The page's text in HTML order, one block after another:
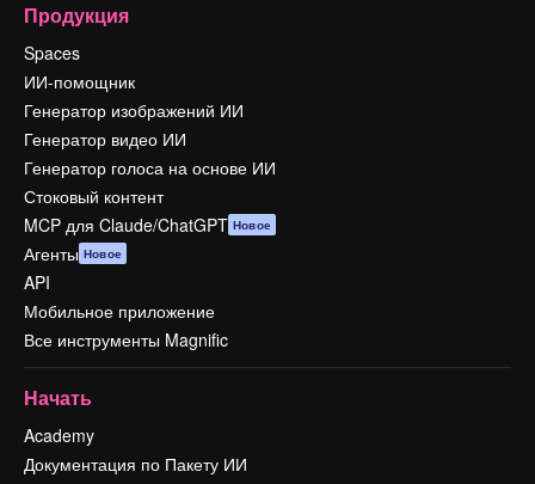
Продукция
Spaces
ИИ-помощник
Генератор изображений ИИ
Генератор видео ИИ
Генератор голоса на основе ИИ
Стоковый контент
MCP для Claude/ChatGPT Новое
Агенты Новое
API
Мобильное приложение
Все инструменты Magnific
Начать
Academy
Документация по Пакету ИИ